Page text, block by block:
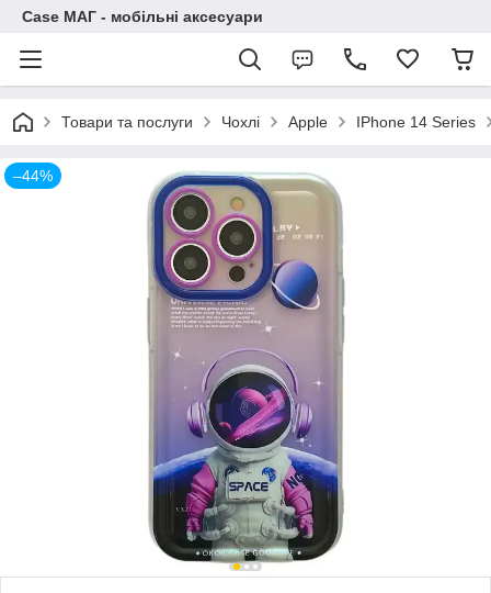
Case МАГ - мобільні аксесуари
Товари та послуги Чохлі Apple IPhone 14 Series
–44%